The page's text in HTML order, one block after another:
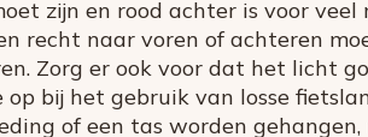
zijn en rood achter is voor veel
recht naar voren of achteren
Zorg er ook voor dat het licht
bij het gebruik van losse
of een tas worden